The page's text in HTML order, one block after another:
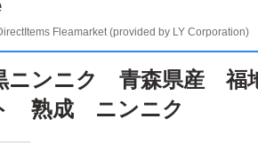
Fleamarket (provided by LY Corporation)
ニンニク 青森県産 福
熟成 ニンニク